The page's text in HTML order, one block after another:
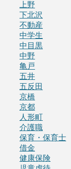
上野
下北沢
不動産
中学生
中目黒
中野
亀戸
五井
五反田
京橋
京都
人形町
介護職
保育・保育士
借金
健康保険